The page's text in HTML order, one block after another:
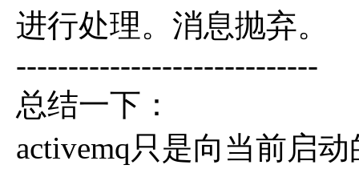
进行处理。消息抛弃。
-----------------------------
总结一下：
activemq只是向当前启